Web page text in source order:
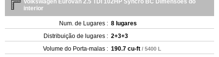
interior
Num. de Lugares : 8 lugares
Distribuição de lugares : 2+3+3
Volume do Porta-malas : 190.7 cu-ft / 5400 L